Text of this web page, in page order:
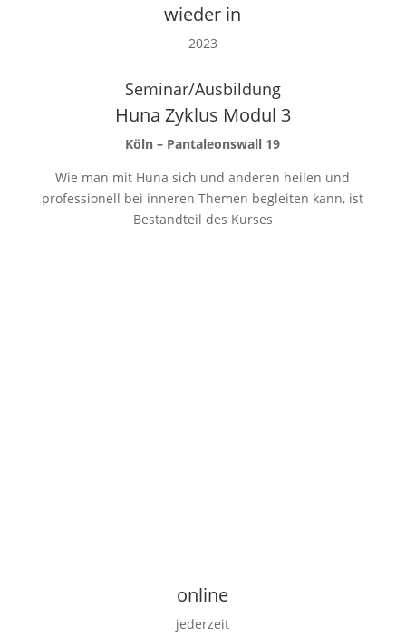
wieder in
2023
Seminar/Ausbildung
Huna Zyklus Modul 3
Köln – Pantaleonswall 19
Wie man mit Huna sich und anderen heilen und
professionell bei inneren Themen begleiten kann, ist
Bestandteil des Kurses
online
jederzeit